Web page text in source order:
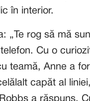
în interior.
„Te rog să mă
Cu o
teamă, Anne a
capăt al
a răspuns.